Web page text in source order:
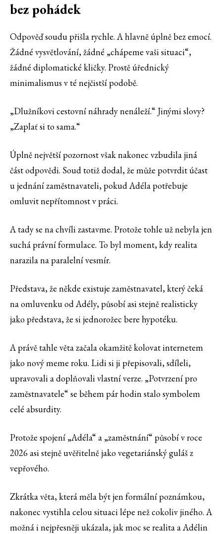
bez pohádek
Odpověď soudu přišla rychle. A hlavně úplně bez emocí.
Žádné vysvětlování, žádné „chápeme vaši situaci“,
žádné diplomatické kličky. Prostě úřednický
minimalismus v té nejčistší podobě.
„Dlužníkovi cestovní náhrady nenáleží.“ Jinými slovy?
„Zaplať si to sama.“
Úplně největší pozornost však nakonec vzbudila jiná
část odpovědi. Soud totiž dodal, že může potvrdit účast
u jednání zaměstnavateli, pokud Adéla potřebuje
omluvit nepřítomnost v práci.
A tady se na chvíli zastavme. Protože tohle už nebyla jen
suchá právní formulace. To byl moment, kdy realita
narazila na paralelní vesmír.
Představa, že někde existuje zaměstnavatel, který čeká
na omluvenku od Adély, působí asi stejně realisticky
jako představa, že si jednorožec bere hypotéku.
A právě tahle věta začala okamžitě kolovat internetem
jako nový meme roku. Lidi si ji přepisovali, sdíleli,
upravovali a doplňovali vlastní verze. „Potvrzení pro
zaměstnavatele“ se během pár hodin stalo symbolem
celé absurdity.
Protože spojení „Adéla“ a „zaměstnání“ působí v roce
2026 asi stejně uvěřitelně jako vegetariánský guláš z
vepřového.
Zkrátka věta, která měla být jen formální poznámkou,
nakonec vystihla celou situaci lépe než cokoliv jiného. A
možná i nejpřesněji ukázala, jak moc se realita a Adélin